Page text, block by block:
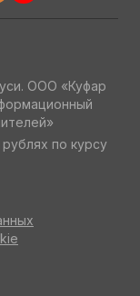
ООО «Куфар
по курсу